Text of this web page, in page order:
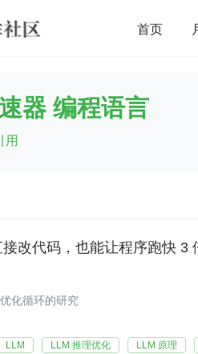
首页
大数据 团队管理
器 编程语言
用
改代码，也能让程序跑快 3
化循环的研究
LLM LLM 推理优化 LLM 原理